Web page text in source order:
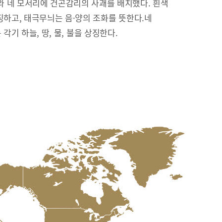
네 모서리에 건곤감리의 사괘를 배치했다. 흰색
고, 태극무늬는 음·양의 조화를 뜻한다.네
각기 하늘, 땅, 물, 불을 상징한다.